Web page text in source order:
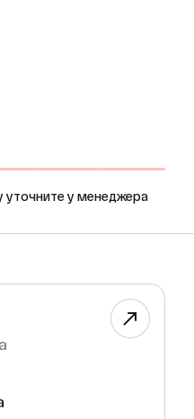
уточните у менеджера